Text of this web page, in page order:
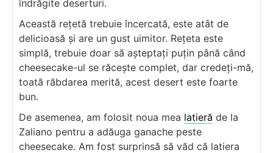
îndrăgite deserturi.
Această rețetă trebuie încercată, este atât de
delicioasă și are un gust uimitor. Rețeta este
simplă, trebuie doar să așteptați puțin până când
cheesecake-ul se răcește complet, dar credeți-mă,
toată răbdarea merită, acest desert este foarte
bun.
De asemenea, am folosit noua mea latieră de la
Zaliano pentru a adăuga ganache peste
cheesecake. Am fost surprinsă să văd că latiera